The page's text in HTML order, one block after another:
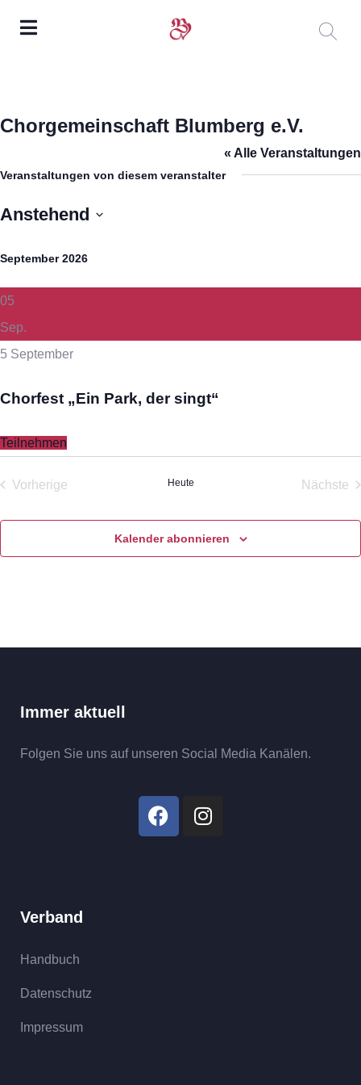
Chorgemeinschaft Blumberg e.V.
« Alle Veranstaltungen
Veranstaltungen von diesem veranstalter
Anstehend
wählen.
September 2026
05
Sep.
5 September
Chorfest „Ein Park, der singt“
Teilnehmen
Vorherige
Heute
Nächste
Kalender abonnieren
Immer aktuell
Folgen Sie uns auf unseren Social Media Kanälen.
Verband
Handbuch
Datenschutz
Impressum